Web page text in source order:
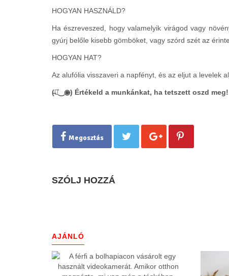
HOGYAN HASZNÁLD?
Ha észreveszed, hogy valamelyik virágod vagy
gyúrj belőle kisebb gömböket, vagy szórd szét az
HOGYAN HAT?
Az alufólia visszaveri a napfényt, és az eljut a levelek
(̶◉͛‿◉̶) Értékeld a munkánkat, ha tetszett oszd meg!
Megosztás
SZÓLJ HOZZÁ
AJÁNLÓ